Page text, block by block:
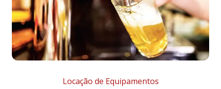
Locação de Equipamentos